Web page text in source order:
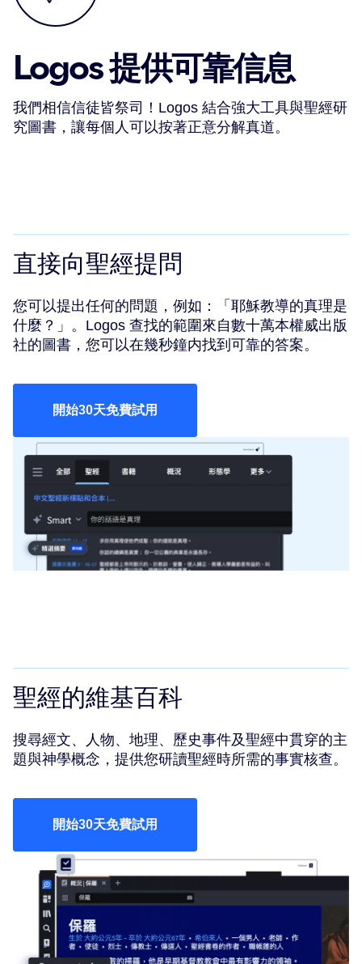
Logos 提供可靠信息
我們相信信徒皆祭司！Logos 結合強大工具與聖經研
究圖書，讓每個人可以按著正意分解真道。
直接向聖經提問
您可以提出任何的問題，例如：「耶穌教導的真理是
什麼？」。Logos 查找的範圍來自數十萬本權威出版
社的圖書，您可以在幾秒鐘内找到可靠的答案。
開始30天免費試用
聖經的維基百科
搜尋經文、人物、地理、歷史事件及聖經中貫穿的主
題與神學概念，提供您研讀聖經時所需的事實核查。
開始30天免費試用